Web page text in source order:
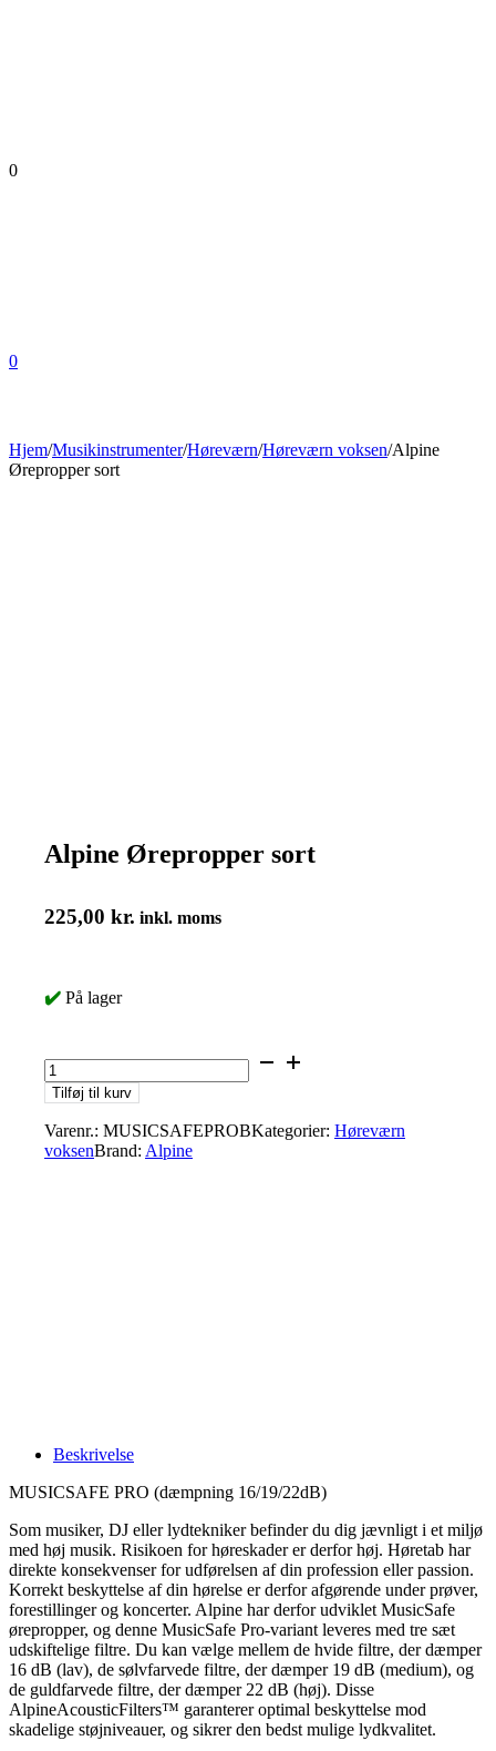
0
0
Hjem/Musikinstrumenter/Høreværn/Høreværn voksen/Alpine
Ørepropper sort
Alpine Ørepropper sort
225,00 kr. inkl. moms
✔️ På lager
Alpine
Ørepropper
sort
Tilføj til kurv
Varenr.: MUSICSAFEPROBKategorier: Høreværn
voksenBrand: Alpine
Beskrivelse
MUSICSAFE PRO (dæmpning 16/19/22dB)
Som musiker, DJ eller lydtekniker befinder du dig jævnligt i et miljø
med høj musik. Risikoen for høreskader er derfor høj. Høretab har
direkte konsekvenser for udførelsen af din profession eller passion.
Korrekt beskyttelse af din hørelse er derfor afgørende under prøver,
forestillinger og koncerter. Alpine har derfor udviklet MusicSafe
ørepropper, og denne MusicSafe Pro-variant leveres med tre sæt
udskiftelige filtre. Du kan vælge mellem de hvide filtre, der dæmper
16 dB (lav), de sølvfarvede filtre, der dæmper 19 dB (medium), og
de guldfarvede filtre, der dæmper 22 dB (høj). Disse
AlpineAcousticFilters™ garanterer optimal beskyttelse mod
skadelige støjniveauer, og sikrer den bedst mulige lydkvalitet.